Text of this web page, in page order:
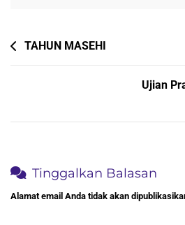
Navigasi
TAHUN MASEHI
Ujian
Tinggalkan Balasan
Alamat email Anda tidak akan